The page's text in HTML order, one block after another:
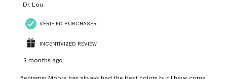
Dr. Lou
VERIFIED PURCHASER
INCENTIVIZED REVIEW
3 months ago